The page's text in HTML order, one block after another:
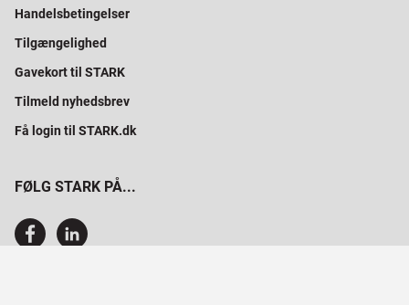
Handelsbetingelser
Tilgængelighed
Gavekort til STARK
Tilmeld nyhedsbrev
Få login til STARK.dk
FØLG STARK PÅ...